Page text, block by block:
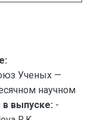
Ученых —
научном
выпуске: -